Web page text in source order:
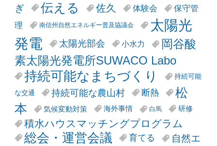
ぎ
伝える 佐久 体験会
保守管
理
南信州自然エネルギー普及協議会
太陽光
発電
太陽光部会 小水力
岡谷酸
素太陽光発電所SUWACO Labo
持続可能なまちづくり 持続可能
な交通 持続可能な農山村 断熱
松
本
気候変動対策 海外事情 白馬 研修
積水ハウスマッチングプログラム
総会・運営会議 育てる
自然エ